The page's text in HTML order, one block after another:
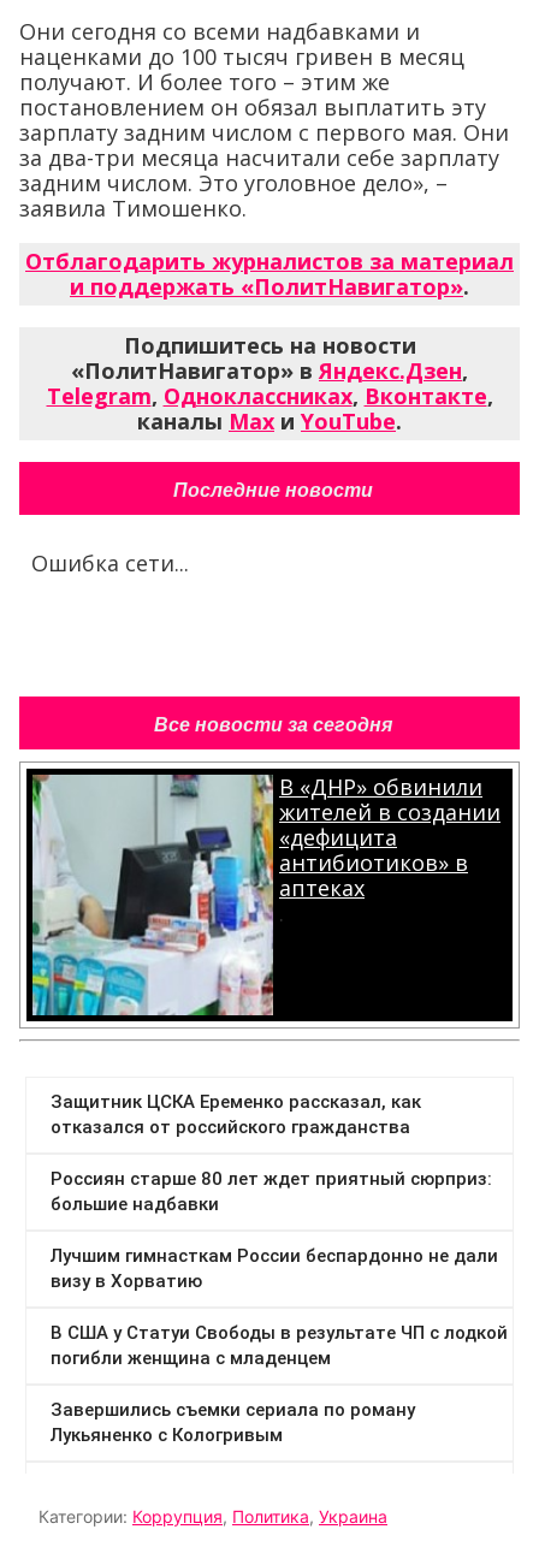
Они сегодня со всеми надбавками и
наценками до 100 тысяч гривен в месяц
получают. И более того – этим же
постановлением он обязал выплатить эту
зарплату задним числом с первого мая. Они
за два-три месяца насчитали себе зарплату
задним числом. Это уголовное дело», –
заявила Тимошенко.
Отблагодарить журналистов за материал
и поддержать «ПолитНавигатор».
Подпишитесь на новости
«ПолитНавигатор» в Яндекс.Дзен,
Telegram, Одноклассниках, Вконтакте,
каналы Max и YouTube.
Последние новости
Ошибка сети...
Все новости за сегодня
В «ДНР» обвинили
жителей в создании
«дефицита
антибиотиков» в
аптеках
.
Категории: Коррупция, Политика, Украина